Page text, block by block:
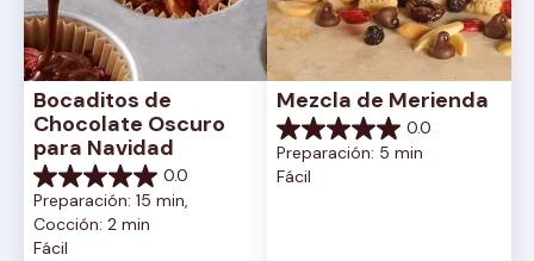
Bocaditos de
Chocolate Oscuro
para Navidad
0.0
0.0
de
5
estrellas.
Preparación: 15 min,
Cocción: 2 min
Fácil
Mezcla de Merienda
0.0
0.0
de
5
Preparación: 5 min
Fácil